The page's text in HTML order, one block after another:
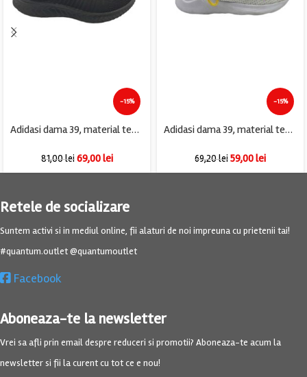
-15%
Adidasi dama 39, material textil, negru
81,00lei 69,00lei
-15%
Adidasi dama 39, material textil, alb
69,20lei59,00lei
Retele de socializare
Suntem activi si in mediul online, fii alaturi de noi impreuna cu prietenii tai!
#quantum.outlet @quantumoutlet
Facebook
Aboneaza-te la newsletter
Vrei sa afli prin email despre reduceri si promotii? Aboneaza-te acum la
newsletter si fii la curent cu tot ce e nou!